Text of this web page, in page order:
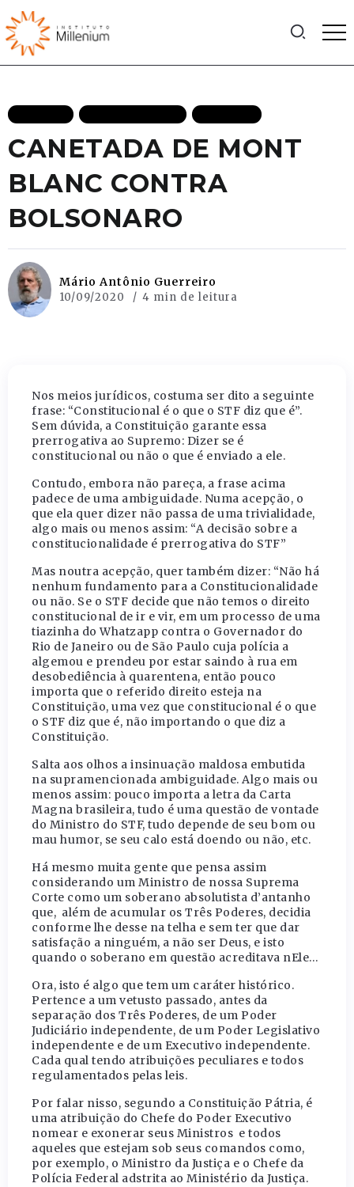
CANETADA DE MONT
BLANC CONTRA
BOLSONARO
Mário Antônio Guerreiro
10/09/2020 4 min de leitura
Nos meios jurídicos, costuma ser dito a seguinte
frase: “Constitucional é o que o STF diz que é”.
Sem dúvida, a Constituição garante essa
prerrogativa ao Supremo: Dizer se é
constitucional ou não o que é enviado a ele.
Contudo, embora não pareça, a frase acima
padece de uma ambiguidade. Numa acepção, o
que ela quer dizer não passa de uma trivialidade,
algo mais ou menos assim: “A decisão sobre a
constitucionalidade é prerrogativa do STF”
Mas noutra acepção, quer também dizer: “Não há
nenhum fundamento para a Constitucionalidade
ou não. Se o STF decide que não temos o direito
constitucional de ir e vir, em um processo de uma
tiazinha do Whatzapp contra o Governador do
Rio de Janeiro ou de São Paulo cuja polícia a
algemou e prendeu por estar saindo à rua em
desobediência à quarentena, então pouco
importa que o referido direito esteja na
Constituição, uma vez que constitucional é o que
o STF diz que é, não importando o que diz a
Constituição.
Salta aos olhos a insinuação maldosa embutida
na supramencionada ambiguidade. Algo mais ou
menos assim: pouco importa a letra da Carta
Magna brasileira, tudo é uma questão de vontade
do Ministro do STF, tudo depende de seu bom ou
mau humor, se seu calo está doendo ou não, etc.
Há mesmo muita gente que pensa assim
considerando um Ministro de nossa Suprema
Corte como um soberano absolutista d’antanho
que, além de acumular os Três Poderes, decidia
conforme lhe desse na telha e sem ter que dar
satisfação a ninguém, a não ser Deus, e isto
quando o soberano em questão acreditava nEle…
Ora, isto é algo que tem um caráter histórico.
Pertence a um vetusto passado, antes da
separação dos Três Poderes, de um Poder
Judiciário independente, de um Poder Legislativo
independente e de um Executivo independente.
Cada qual tendo atribuições peculiares e todos
regulamentados pelas leis.
Por falar nisso, segundo a Constituição Pátria, é
uma atribuição do Chefe do Poder Executivo
nomear e exonerar seus Ministros e todos
aqueles que estejam sob seus comandos como,
por exemplo, o Ministro da Justiça e o Chefe da
Polícia Federal adstrita ao Ministério da Justiça.